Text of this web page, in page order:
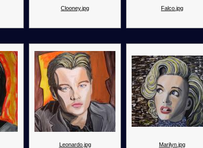
Clooney.jpg Falco.jpg
Leonardo.jpg Marilyn.jpg